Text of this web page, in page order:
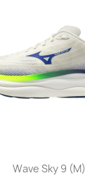
Wave Sky 9 (M)